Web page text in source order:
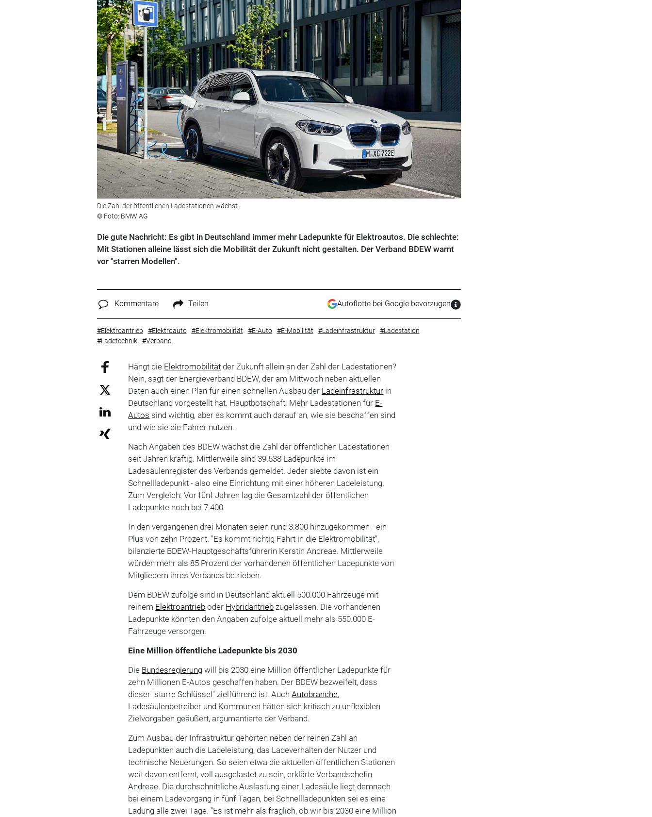
Die Zahl der öffentlichen Ladestationen wächst.
© Foto: BMW AG
Die gute Nachricht: Es gibt in Deutschland immer mehr Ladepunkte für Elektroautos. Die schlechte:
Mit Stationen alleine lässt sich die Mobilität der Zukunft nicht gestalten. Der Verband BDEW warnt
vor "starren Modellen".
Kommentare Teilen Autoflotte bei Google bevorzugen
#Elektroantrieb #Elektroauto #Elektromobilität #E-Auto #E-Mobilität #Ladeinfrastruktur
#Ladestation
#Ladetechnik
#Verband
Hängt die Elektromobilität der Zukunft allein an der Zahl der Ladestationen?
Nein, sagt der Energieverband BDEW, der am Mittwoch neben aktuellen
Daten auch einen Plan für einen schnellen Ausbau der Ladeinfrastruktur in
Deutschland vorgestellt hat. Hauptbotschaft: Mehr Ladestationen für E-
Autos sind wichtig, aber es kommt auch darauf an, wie sie beschaffen sind
und wie sie die Fahrer nutzen.
Nach Angaben des BDEW wächst die Zahl der öffentlichen Ladestationen
seit Jahren kräftig. Mittlerweile sind 39.538 Ladepunkte im
Ladesäulenregister des Verbands gemeldet. Jeder siebte davon ist ein
Schnellladepunkt - also eine Einrichtung mit einer höheren Ladeleistung.
Zum Vergleich: Vor fünf Jahren lag die Gesamtzahl der öffentlichen
Ladepunkte noch bei 7.400.
In den vergangenen drei Monaten seien rund 3.800 hinzugekommen - ein
Plus von zehn Prozent. "Es kommt richtig Fahrt in die Elektromobilität",
bilanzierte BDEW-Hauptgeschäftsführerin Kerstin Andreae. Mittlerweile
würden mehr als 85 Prozent der vorhandenen öffentlichen Ladepunkte von
Mitgliedern ihres Verbands betrieben.
Dem BDEW zufolge sind in Deutschland aktuell 500.000 Fahrzeuge mit
reinem Elektroantrieb oder Hybridantrieb zugelassen. Die vorhandenen
Ladepunkte könnten den Angaben zufolge aktuell mehr als 550.000 E-
Fahrzeuge versorgen.
Eine Million öffentliche Ladepunkte bis 2030
Die Bundesregierung will bis 2030 eine Million öffentlicher Ladepunkte für
zehn Millionen E-Autos geschaffen haben. Der BDEW bezweifelt, dass
dieser "starre Schlüssel" zielführend ist. AuchAutobranche,
Ladesäulenbetreiber und Kommunen hätten sich kritisch zu unflexiblen
Zielvorgaben geäußert, argumentierte der Verband.
Zum Ausbau der Infrastruktur gehörten neben der reinen Zahl an
Ladepunkten auch die Ladeleistung, das Ladeverhalten der Nutzer und
technische Neuerungen. So seien etwa die aktuellen öffentlichen Stationen
weit davon entfernt, voll ausgelastet zu sein, erklärte Verbandschefin
Andreae. Die durchschnittliche Auslastung einer Ladesäule liegt demnach
bei einem Ladevorgang in fünf Tagen, bei Schnellladepunkten sei es eine
Ladung alle zwei Tage. "Es ist mehr als fraglich, ob wir bis 2030 eine Million